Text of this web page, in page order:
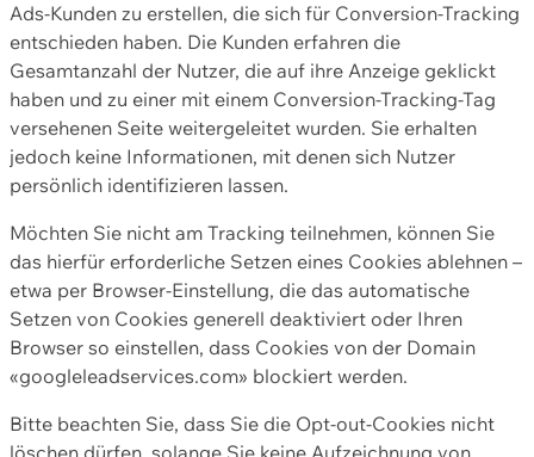
Ads-Kunden zu erstellen, die sich für Conversion-Tracking
entschieden haben. Die Kunden erfahren die
Gesamtanzahl der Nutzer, die auf ihre Anzeige geklickt
haben und zu einer mit einem Conversion-Tracking-Tag
versehenen Seite weitergeleitet wurden. Sie erhalten
jedoch keine Informationen, mit denen sich Nutzer
persönlich identifizieren lassen.
Möchten Sie nicht am Tracking teilnehmen, können Sie
das hierfür erforderliche Setzen eines Cookies ablehnen –
etwa per Browser-Einstellung, die das automatische
Setzen von Cookies generell deaktiviert oder Ihren
Browser so einstellen, dass Cookies von der Domain
«googleleadservices.com» blockiert werden.
Bitte beachten Sie, dass Sie die Opt-out-Cookies nicht